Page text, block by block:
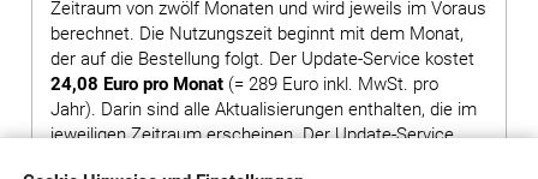
Zeitraum von zwölf Monaten und wird jeweils im Voraus
berechnet. Die Nutzungszeit beginnt mit dem Monat,
der auf die Bestellung folgt. Der Update-Service kostet
24,08 Euro pro Monat (= 289 Euro inkl. MwSt. pro
Jahr). Darin sind alle Aktualisierungen enthalten, die im
jeweiligen Zeitraum erscheinen. Der Update-Service